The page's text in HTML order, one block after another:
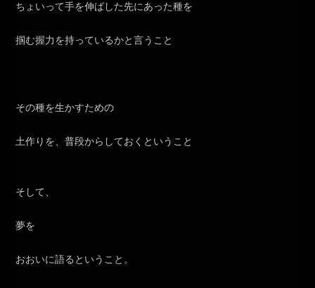
ちょいって手を伸ばした先にあった種を
掴む握力を持っているかと言うこと
その種を生かすための
土作りを、普段からしておくということ
そして、
夢を
おおいに語るということ。